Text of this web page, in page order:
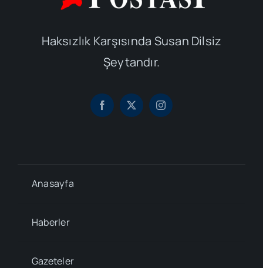
Haksızlık Karşısında Susan Dilsiz
Şeytandır.
Anasayfa
Haberler
Gazeteler